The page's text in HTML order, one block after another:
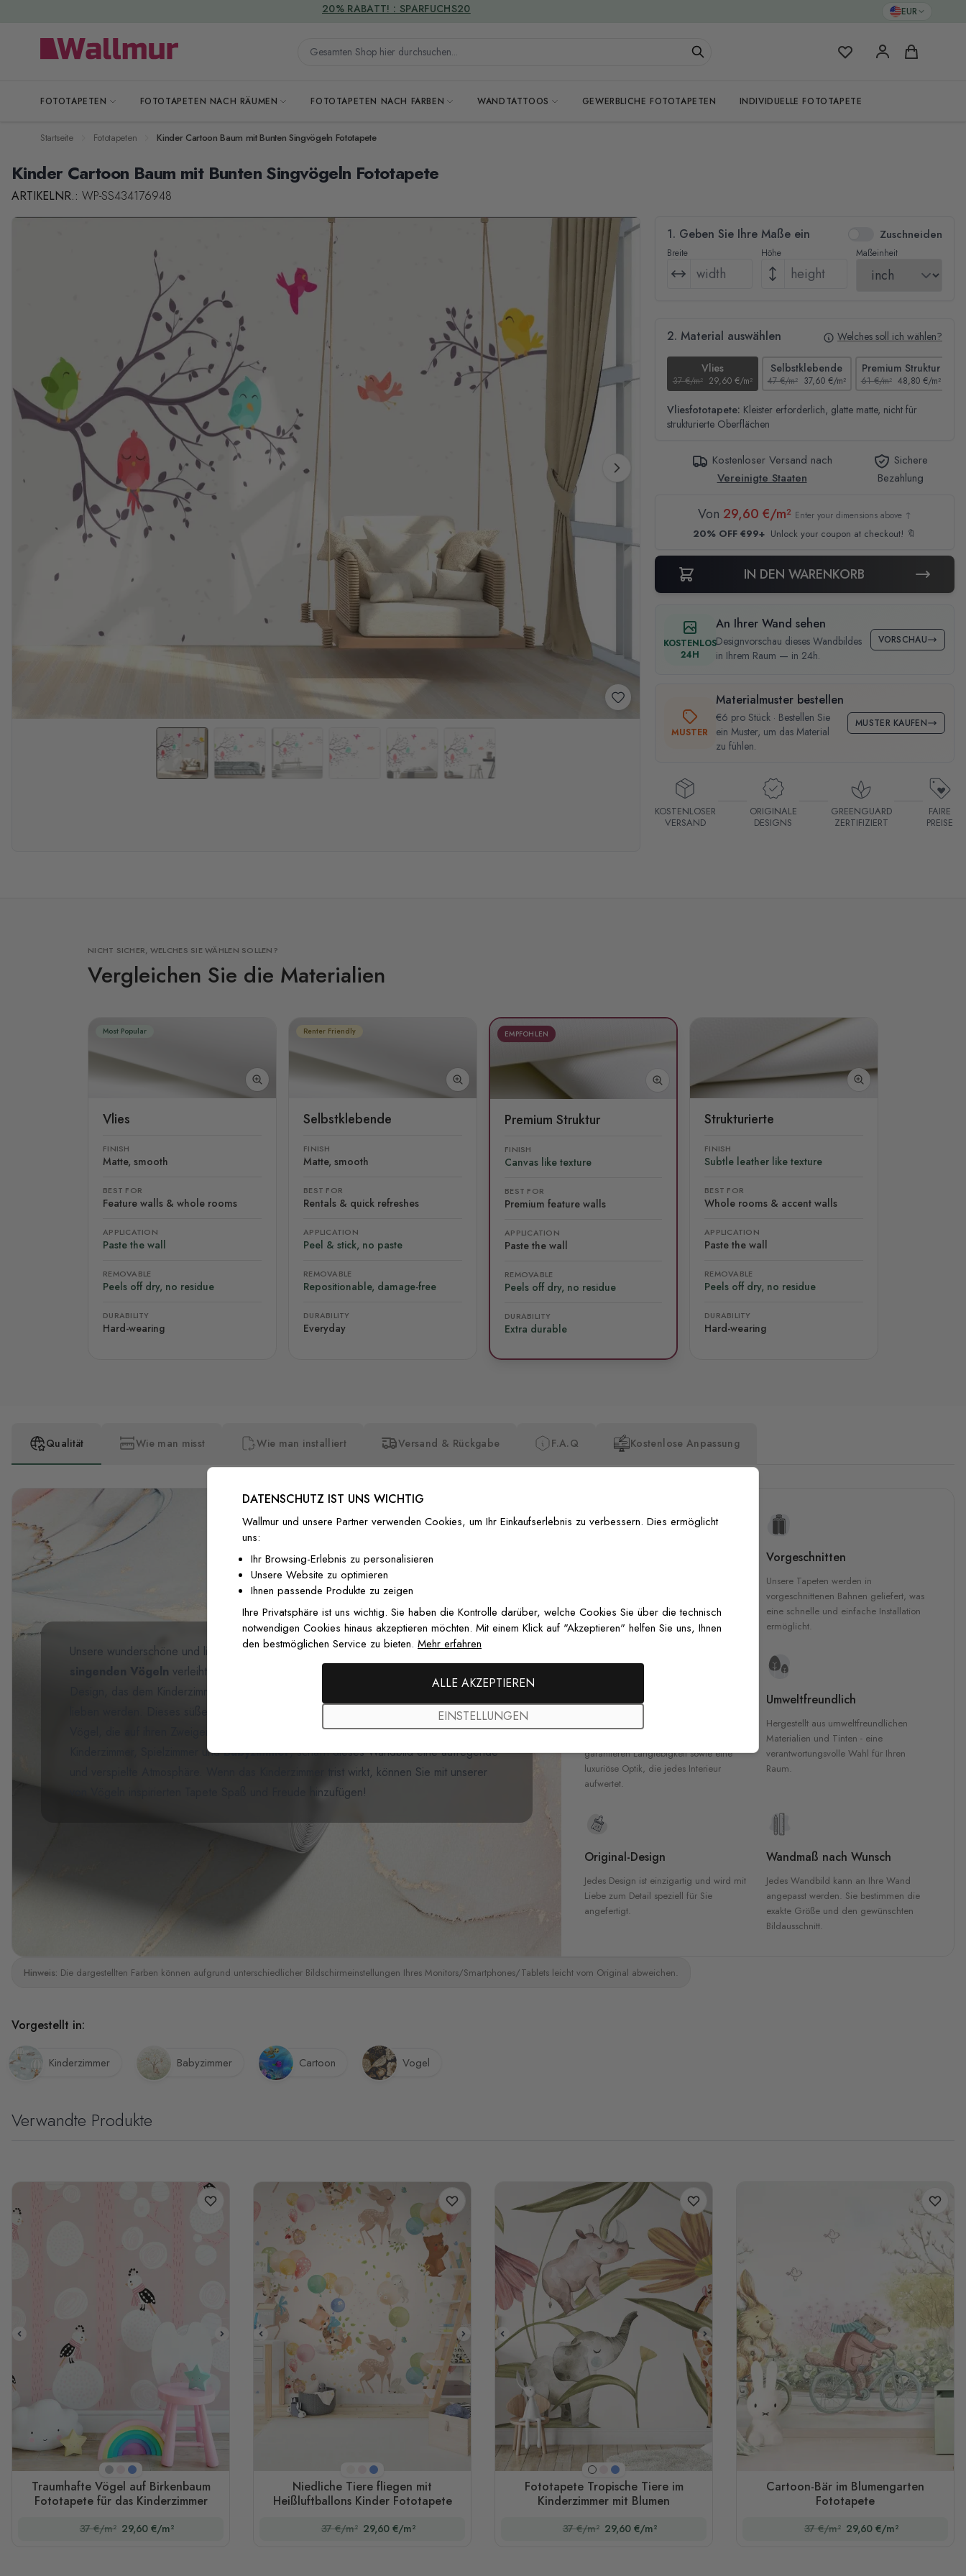
EUR
Gesamten Shop hier durchsuchen... Meine FavoritenWarenkorb
FOTOTAPETEN FOTOTAPETEN NACH RÄUMEN FOTOTAPETEN NACH FARBEN WANDTATTOOS GEWERBLICHE FOTOTAPETEN INDIVIDUELLE FOTOTAPETE
VERSANDKOSTENFREI
Startseite Fototapeten Kinder Cartoon Baum mit Bunten Singvögeln Fototapete
Kinder Cartoon Baum mit Bunten Singvögeln Fototapete
ARTIKELNR.: WP-SS434176948
1. Geben Sie Ihre Maße ein Zuschneiden
Breite Höhe Maßeinheit
2. Material auswählen Welches soll ich wählen?
Vlies
37 €/m² 29,60 €/m²
Selbstklebende
47 €/m² 37,60 €/m²
Premium Struktur
61 €/m² 48,80 €/m²
Vliesfototapete: Kleister erforderlich, glatte matte, nicht für
strukturierte Oberflächen
Kostenloser Versand nach
Vereinigte Staaten
Sichere
Bezahlung
Von 29,60 €/m² Enter your dimensions above ↑
20% OFF €99+ Unlock your coupon at checkout! 🔖
IN DEN WARENKORB
KOSTENLOS
24H
An Ihrer Wand sehen
Designvorschau dieses Wandbildes
in Ihrem Raum — in 24h.
VORSCHAU
MUSTER
Materialmuster bestellen
€6 pro Stück · Bestellen Sie
ein Muster, um das Material
zu fühlen.
MUSTER KAUFEN
KOSTENLOSER
VERSAND
ORIGINALE
DESIGNS
GREENGUARD
ZERTIFIZIERT
FAIRE
PREISE
NICHT SICHER, WELCHES SIE WÄHLEN SOLLEN?
Vergleichen Sie die Materialien
Most Popular
Vlies
FINISH
Matte, smooth
BEST FOR
Feature walls & whole rooms
APPLICATION
Paste the wall
REMOVABLE
Peels off dry, no residue
DURABILITY
Hard-wearing
Renter Friendly
Selbstklebende
FINISH
Matte, smooth
BEST FOR
Rentals & quick refreshes
APPLICATION
Peel & stick, no paste
REMOVABLE
Repositionable, damage-free
DURABILITY
Everyday
EMPFOHLEN
Premium Struktur
FINISH
Canvas like texture
BEST FOR
Premium feature walls
APPLICATION
Paste the wall
REMOVABLE
Peels off dry, no residue
DURABILITY
Extra durable
Strukturierte
FINISH
Subtle leather like texture
BEST FOR
Whole rooms & accent walls
APPLICATION
Paste the wall
REMOVABLE
Peels off dry, no residue
DURABILITY
Hard-wearing
Qualität Wie man misst Wie man installiert Versand & Rückgabe F.A.Q Kostenlose Anpassung
Unsere wunderschöne und liebenswerteFototapete Cartoon-Baum mit bunten
singenden Vögeln verleiht dem Kinderzimmer eine völlig neue, niedliche Aussicht. Ein
Design, das dem Kinderzimmer eine fröhliche und heitere Atmosphäre verleiht, die sie
lieben werden. Dieses süße Wandbild zeigt wunderschöne Cartoon-Bäume und bunte
Vögel, die auf ihren Zweigen landen, vor einem weißen Hintergrund. Perfekt für
Kinderzimmer, Spielzimmer undBabyzimmer, schafft dieses Wandbild eine aufregende
und verspielte Atmosphäre. Wenn das Kinderzimmer trist wirkt, können Sie mit unserer
von Vögeln inspirierten Tapete Spaß und Freude hinzufügen!
zertifizierten Tinten für garantierte
Sicherheit in Innenräumen.
Vorgeschnitten
Unsere Tapeten werden in
vorgeschnittenen Bahnen geliefert, was
eine schnelle und einfache Installation
ermöglicht.
Hochwertige Materialien
garantieren Langlebigkeit sowie eine
luxuriöse Optik, die jedes Interieur
aufwertet.
Umweltfreundlich
Hergestellt aus umweltfreundlichen
Materialien und Tinten - eine
verantwortungsvolle Wahl für Ihren
Raum.
Original-Design
Jedes Design ist einzigartig und wird mit
Liebe zum Detail speziell für Sie
angefertigt.
Wandmaß nach Wunsch
Jedes Wandbild kann an Ihre Wand
angepasst werden. Sie bestimmen die
exakte Größe und den gewünschten
Bildausschnitt.
Hinweis: Die dargestellten Farben können aufgrund unterschiedlicher Bildschirmeinstellungen Ihres Monitors/Smartphones/Tablets leicht vom Original abweichen.
Vorgestellt in:
Kinderzimmer Babyzimmer Cartoon Vogel
Verwandte Produkte
Hellgrau
Rosa
Blau
Traumhafte Vögel auf Birkenbaum
Fototapete für das Kinderzimmer
37 €/m² 29,60 €/m²
Creme
RosaBlau
Niedliche Tiere fliegen mit
Heißluftballons Kinder Fototapete
37 €/m² 29,60 €/m²
Weiß
RosaBlau
Fototapete Tropische Tiere im
Kinderzimmer mit Blumen
37 €/m² 29,60 €/m²
Cartoon-Bär im Blumengarten
Fototapete
37 €/m² 29,60 €/m²
DATENSCHUTZ IST UNS WICHTIG
Wallmur und unsere Partner verwenden Cookies, um Ihr Einkaufserlebnis zu verbessern. Dies ermöglicht
uns:
Ihr Browsing-Erlebnis zu personalisieren
Unsere Website zu optimieren
Ihnen passende Produkte zu zeigen
Ihre Privatsphäre ist uns wichtig. Sie haben die Kontrolle darüber, welche Cookies Sie über die technisch
notwendigen Cookies hinaus akzeptieren möchten. Mit einem Klick auf "Akzeptieren" helfen Sie uns, Ihnen
den bestmöglichen Service zu bieten. Mehr erfahren
ALLE AKZEPTIEREN
EINSTELLUNGEN